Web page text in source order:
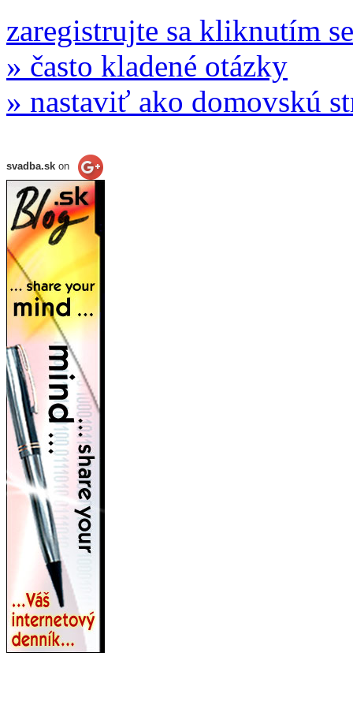
zaregistrujte sa kliknutím
» často kladené otázky
» nastaviť ako domovskú
svadba.sk on